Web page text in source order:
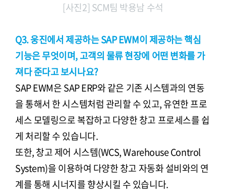
[사진2] SCM팀 박용남 수석
Q3. 웅진에서 제공하는 SAP EWM이 제공하는 핵심
기능은 무엇이며, 고객의 물류 현장에 어떤 변화를 가
져다 준다고 보시나요?
SAP EWM은 SAP ERP와 같은 기존 시스템과의 연동
을 통해서 한 시스템처럼 관리할 수 있고, 유연한 프로
세스 모델링으로 복잡하고 다양한 창고 프로세스를 쉽
게 처리할 수 있습니다.
또한, 창고 제어 시스템(WCS, Warehouse Control
System)을 이용하여 다양한 창고 자동화 설비와의 연
계를 통해 시너지를 향상시킬 수 있습니다.